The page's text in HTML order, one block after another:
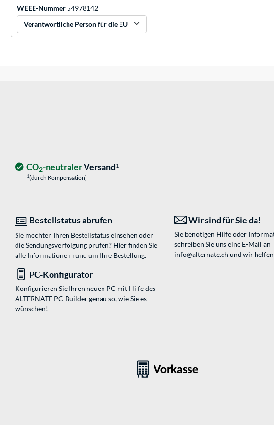
WEEE-Nummer 54978142
Verantwortliche Person für die EU
CO2-neutralerVersand1
1(durch Kompensation)
Bestellstatus abrufen
Sie möchten Ihren Bestellstatus einsehen oder
die Sendungsverfolgung prüfen? Hier finden Sie
alle Informationen rund um Ihre Bestellung.
Wir sind für Sie da!
Sie benötigen Hilfe oder
schreiben Sie uns eine E-Mail an
info@alternate.ch und wir
PC-Konfigurator
Konfigurieren Sie Ihren neuen PC mit Hilfe des
ALTERNATE PC-Builder genau so, wie Sie es
wünschen!